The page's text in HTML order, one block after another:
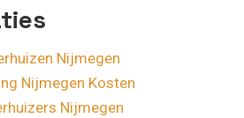
Nijmegen
Nijmegen Kosten
Nijmegen